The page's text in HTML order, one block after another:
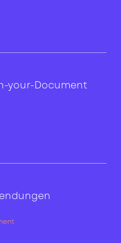
your-Document